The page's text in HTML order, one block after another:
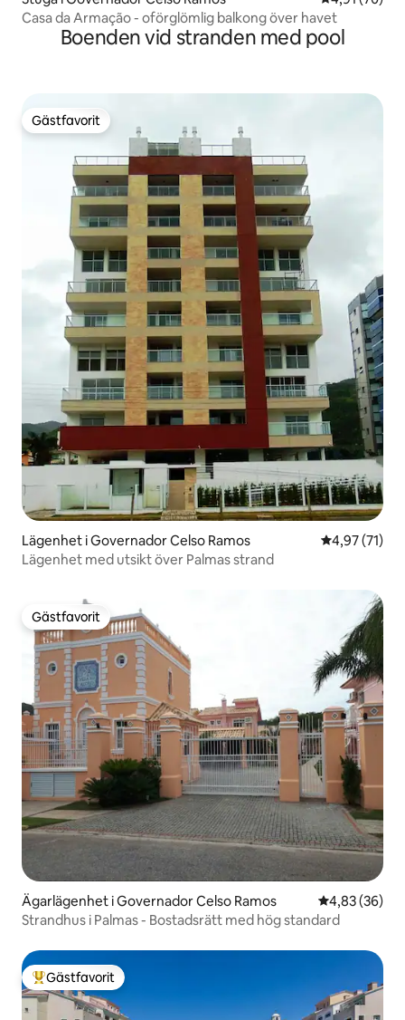
Casa da Armação - oförglömlig balkong över havet
Boenden vid stranden med pool
Gästfavorit
Gästfavorit
Lägenhet i Governador Celso Ramos 4,97 av 5 i
4,97 (71)
Lägenhet med utsikt över Palmas strand
Gästfavorit
Gästfavorit
Ägarlägenhet i Governador Celso Ramos 4,83 av 5 i
4,83 (36)
Strandhus i Palmas - Bostadsrätt med hög standard
Populär gästfavorit
Gästfavorit